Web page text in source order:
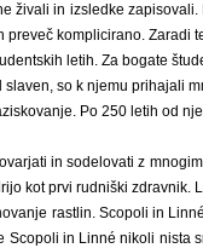
živali in izsledke
komplicirano.
letih. Za bogate
so k njemu prihajali
Po 250 letih od
in sodelovati z
kot prvi rudniški
rastlin. Scopoli in
in Linné nikoli nista